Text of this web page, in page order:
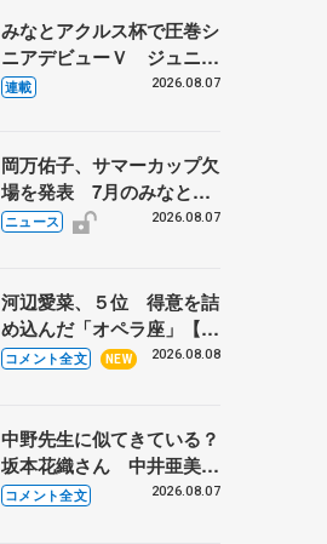
みなとアクルス杯で圧巻シ
ニアデビューＶ ジュニア
で４シーズン無敗の島田麻
連載 2026.08.07
岡万佑子、サマーカップ欠
場を発表 7月のみなとア
クルス杯は腰痛の影響で
ニュース 2026.08.07
河辺愛菜、５位 得意を詰
め込んだ「オペラ座」【み
なとアクルス杯フリー】
コメント全文 NEW 2026.08.08
中野先生に似てきている？
坂本花織さん 中井亜美は
クリケットのサマーキャン
コメント全文 2026.08.07